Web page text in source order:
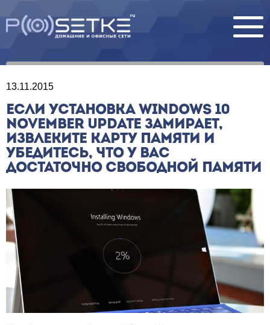
13.11.2015
ЕСЛИ УСТАНОВКА WINDOWS 10
NOVEMBER UPDATE ЗАМИРАЕТ,
ИЗВЛЕКИТЕ КАРТУ ПАМЯТИ И
УБЕДИТЕСЬ, ЧТО У ВАС
ДОСТАТОЧНО СВОБОДНОЙ ПАМЯТИ